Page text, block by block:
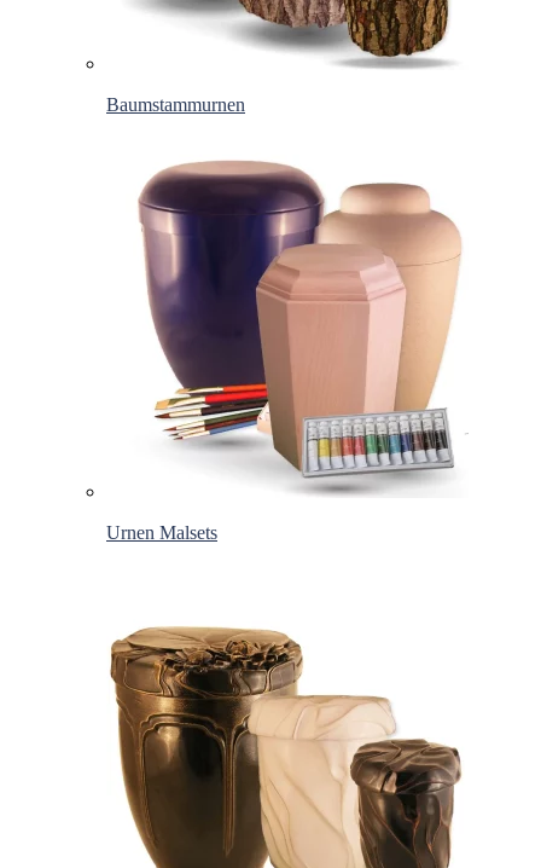
Baumstammurnen
Urnen Malsets